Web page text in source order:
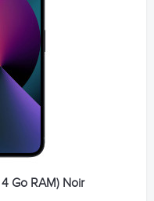
4 Go RAM) Noir